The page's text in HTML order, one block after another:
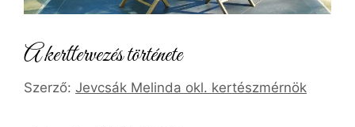
A kerttervezés története
Szerző: Jevcsák Melinda okl. kertészmérnök